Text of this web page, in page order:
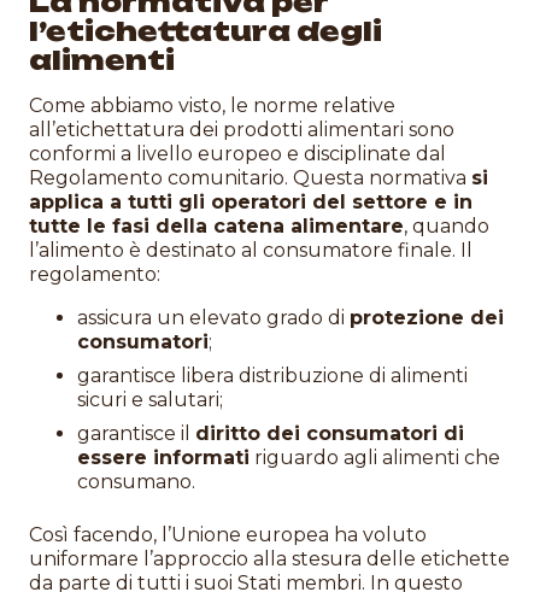
l’etichettatura degli
alimenti
Come abbiamo visto, le norme relative
all’etichettatura dei prodotti alimentari sono
conformi a livello europeo e disciplinate dal
Regolamento comunitario. Questa normativa si
applica a tutti gli operatori del settore e in
tutte le fasi della catena alimentare, quando
l’alimento è destinato al consumatore finale. Il
regolamento:
assicura un elevato grado di protezione dei
consumatori;
garantisce libera distribuzione di alimenti
sicuri e salutari;
garantisce il diritto dei consumatori di
essere informati riguardo agli alimenti che
consumano.
Così facendo, l’Unione europea ha voluto
uniformare l’approccio alla stesura delle etichette
da parte di tutti i suoi Stati membri. In questo